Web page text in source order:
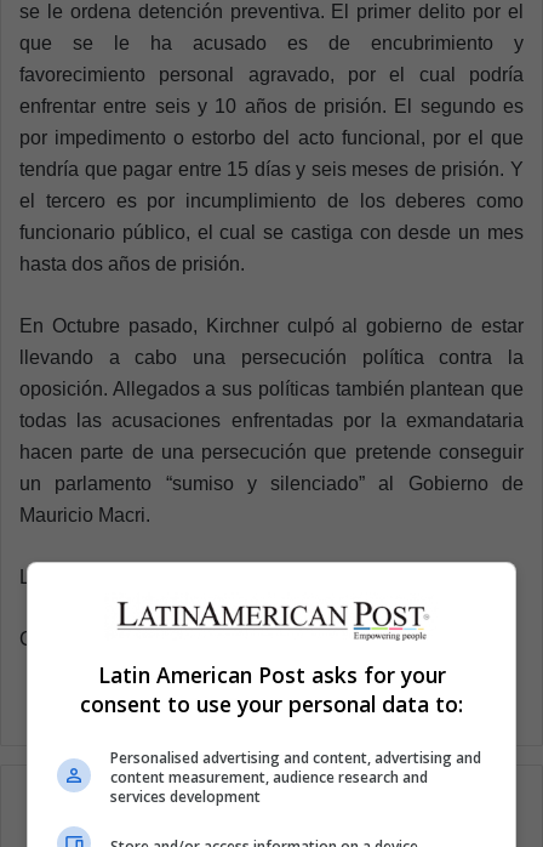
se le ordena detención preventiva. El primer delito por el
que se le ha acusado es de encubrimiento y
favorecimiento personal agravado, por el cual podría
enfrentar entre seis y 10 años de prisión. El segundo es
por impedimento o estorbo del acto funcional, por el que
tendría que pagar entre 15 días y seis meses de prisión. Y
el tercero es por incumplimiento de los deberes como
funcionario público, el cual se castiga con desde un mes
hasta dos años de prisión.
En Octubre pasado, Kirchner culpó al gobierno de estar
llevando a cabo una persecución política contra la
oposición. Allegados a sus políticas también plantean que
todas las acusaciones enfrentadas por la exmandataria
hacen parte de una persecución que pretende conseguir
un parlamento “sumiso y silenciado” al Gobierno de
Mauricio Macri.
Latin American Post | Krishna Jaramillo
Copy edited by Santiago Gómez Hernández
Latin American Post asks for your
consent to use your personal data to:
Personalised advertising and content, advertising and
content measurement, audience research and
services development